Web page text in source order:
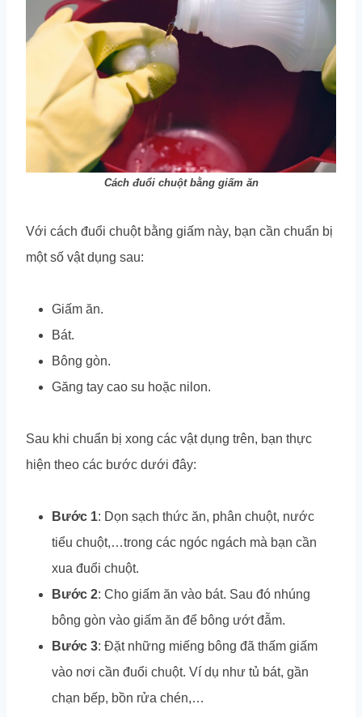
Cách đuổi chuột bằng giấm ăn
Với cách đuổi chuột bằng giấm này, bạn cần chuẩn bị
một số vật dụng sau:
Giấm ăn.
Bát.
Bông gòn.
Găng tay cao su hoặc nilon.
Sau khi chuẩn bị xong các vật dụng trên, bạn thực
hiện theo các bước dưới đây:
Bước 1: Dọn sạch thức ăn, phân chuột, nước
tiểu chuột,…trong các ngóc ngách mà bạn cần
xua đuổi chuột.
Bước 2: Cho giấm ăn vào bát. Sau đó nhúng
bông gòn vào giấm ăn để bông ướt đẫm.
Bước 3: Đặt những miếng bông đã thấm giấm
vào nơi cần đuổi chuột. Ví dụ như tủ bát, gần
chạn bếp, bồn rửa chén,…